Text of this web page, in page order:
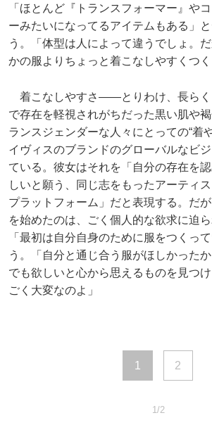
「ほとんど『トランスフォーマー』や
ーみたいになってるアイテムもある」
う。「体型は人によって違うでしょ。
かの服よりちょっと着こなしやすくつく
着こなしやすさ――とりわけ、長らく
で存在を軽視されがちだった黒い肌や
ランスジェンダーな人々にとっての“着
イヴィスのブランドのグローバルなビ
ている。彼女はそれを「自分の存在を
しいと願う、同じ志をもったアーティ
プラットフォーム」だと表現する。だ
を始めたのは、ごく個人的な欲求に迫ら
「最初は自分自身のために服をつくっ
う。「自分と通じ合う服がほしかった
でも欲しいと心から思えるものを見つ
ごく大変なのよ」
1 2
1/2